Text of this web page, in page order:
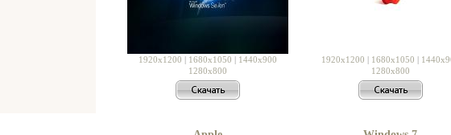
1920x1200 | 1680x1050 | 1440x900
1280x800
1920x1200 | 1680x1050 |
1280x800